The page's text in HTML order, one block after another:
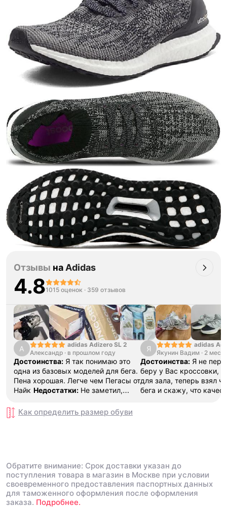
Отзывы наAdidas
4.81015 оценок · 359 отзывов
А
adidas Adizero SL 2
Александр · в прошлом году
Достоинства: Я так понимаю это
одна из базовых моделей для бега.
Пена хорошая. Легче чем Пегасы от
Найк Недостатки: Не заметил,
Тренируюсь две недели, ничего не
натерло
Я
adidas
13
Якунин Вадим · 2
Достоинства: Я не
беру у Вас кроссовки,
для зала, теперь взял
бега и скажу, что
Как определить размер обуви
Обратите внимание: Срок доставки указан до
поступления товара в магазин в Москве при условии
своевременного предоставления паспортных данных
для таможенного оформления после оформления
заказа. Подробнее.